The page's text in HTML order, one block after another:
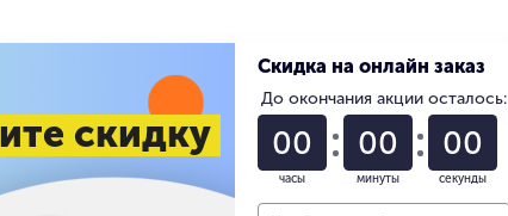
скидку
Скидка на онлайн заказ
До окончания акции осталось:
01
часы
22
минуты
57
секунды